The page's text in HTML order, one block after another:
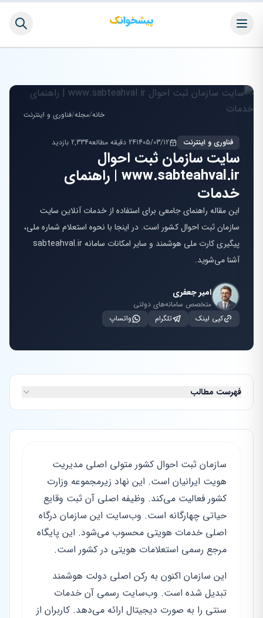
خانه/مجله/فناوری و اینترنت
فناوری و اینترنت 1405/03/1224 دقیقه مطالعه 2,334 بازدید
سایت سازمان ثبت احوال
www.sabteahval.ir | راهنمای
خدمات
این مقاله راهنمای جامعی برای استفاده از خدمات آنلاین سایت
سازمان ثبت احوال کشور است. در اینجا با نحوه استعلام شماره ملی،
پیگیری کارت ملی هوشمند و سایر امکانات سامانه sabteahval.ir
آشنا می‌شوید.
امیر جعفری
متخصص سامانه‌های دولتی
کپی لینک
تلگرام واتساپ
فهرست مطالب
سازمان ثبت احوال کشور متولی اصلی مدیریت
هویت ایرانیان است. این نهاد زیرمجموعه وزارت
کشور فعالیت می‌کند. وظیفه اصلی آن ثبت وقایع
حیاتی چهارگانه است. وب‌سایت این سازمان درگاه
اصلی خدمات هویتی محسوب می‌شود. این پایگاه
مرجع رسمی استعلامات هویتی در کشور است.
این سازمان اکنون به رکن اصلی دولت هوشمند
تبدیل شده است. وب‌سایت رسمی آن خدمات
سنتی را به صورت دیجیتال ارائه می‌دهد. کاربران از